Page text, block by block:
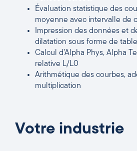
Évaluation statistique des
moyenne avec intervalle de
Impression des données et
dilatation sous forme de
Calcul d’Alpha Phys, Alpha
relative L/L0
Arithmétique des courbes,
multiplication
Votre industrie